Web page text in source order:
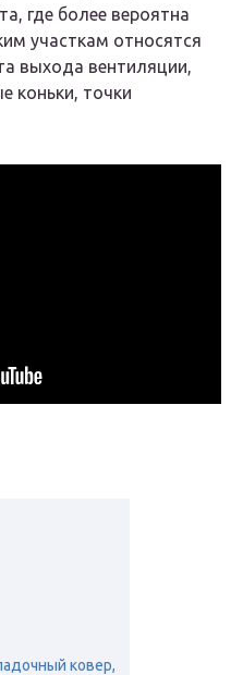
где более вероятна
участкам относятся
выхода вентиляции,
коньки, точки
ковер,